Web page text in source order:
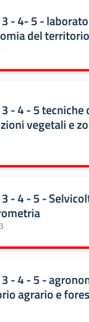
3 - 4- 5 -
3 - 4- 5 -
del territorio
3 - 4 - 5
- 4 - 5 tecniche
vegetali e
3 - 4 - 5 -
3 - 4 - 5 -
e animali
3 - 4 - 5 -
3 - 4 - 5 -
agrario e